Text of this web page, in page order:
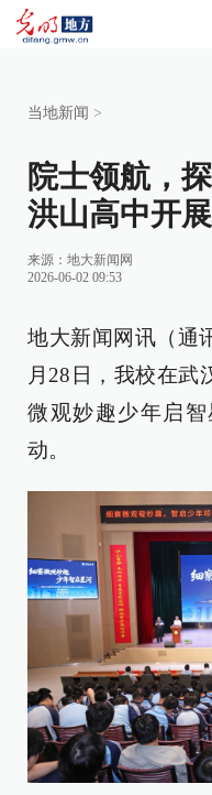
当地新闻 >
院士领航，
洪山高中开
来源： 地大新闻网
2026-06-02 09:53
地大新闻网讯（通
月28日，我校在武
微观妙趣少年启
动。